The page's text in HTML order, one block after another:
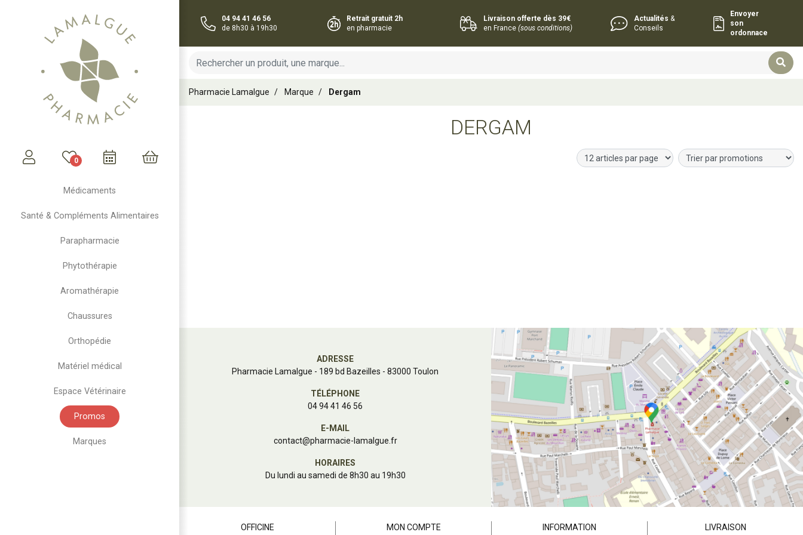
0
Médicaments
Santé & Compléments Alimentaires
Parapharmacie
Phytothérapie
Aromathérapie
Chaussures
Orthopédie
Matériel médical
Espace Vétérinaire
Promos
Marques
04 94 41 46 56
de 8h30 à 19h30
Retrait gratuit 2h
en pharmacie
Livraison offerte dès 39€
en France(sous conditions)
Actualités &
Conseils
Envoyer
son
ordonnace
Pharmacie Lamalgue Marque Dergam
DERGAM
ADRESSE
Pharmacie Lamalgue - 189 bd Bazeilles - 83000 Toulon
TÉLÉPHONE
04 94 41 46 56
E-MAIL
contact@pharmacie-lamalgue.fr
HORAIRES
Du lundi au samedi de 8h30 au 19h30
OFFICINE MON COMPTE INFORMATION LIVRAISON